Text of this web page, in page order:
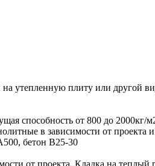
плиту или другой
способность от 800 до
в зависимости от проекта
бетон В25-30